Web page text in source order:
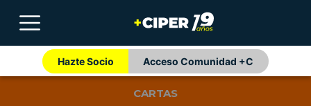
Hazte Socio Acceso Comunidad +C
CARTAS